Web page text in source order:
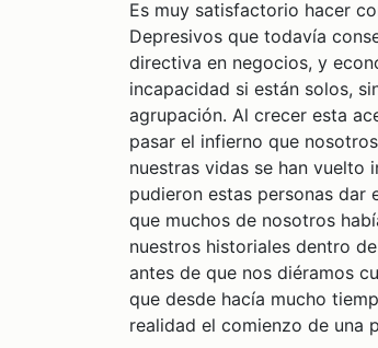
Es muy satisfactorio hacer
Depresivos que todavía
directiva en negocios, y
incapacidad si están solos,
agrupación. Al crecer esta
pasar el infierno que
nuestras vidas se han vuelto
pudieron estas personas dar
que muchos de nosotros
nuestros historiales dentro
antes de que nos diéramos
que desde hacía mucho
realidad el comienzo de una